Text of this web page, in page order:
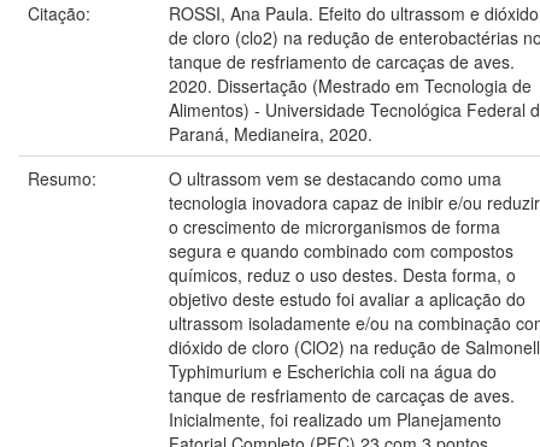
Citação:
ROSSI, Ana Paula. Efeito do ultrassom e dióxido
de cloro (clo2) na redução de enterobactérias
tanque de resfriamento de carcaças de aves.
2020. Dissertação (Mestrado em Tecnologia de
Alimentos) - Universidade Tecnológica Federal
Paraná, Medianeira, 2020.
Resumo:
O ultrassom vem se destacando como uma
tecnologia inovadora capaz de inibir e/ou reduzir
o crescimento de microrganismos de forma
segura e quando combinado com compostos
químicos, reduz o uso destes. Desta forma, o
objetivo deste estudo foi avaliar a aplicação do
ultrassom isoladamente e/ou na combinação
dióxido de cloro (ClO2) na redução de
Typhimurium e Escherichia coli na água do
tanque de resfriamento de carcaças de aves.
Inicialmente, foi realizado um Planejamento